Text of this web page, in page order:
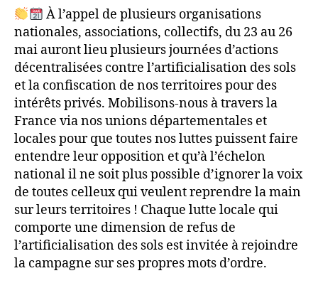
À l’appel de plusieurs organisations
nationales, associations, collectifs, du 23 au 26
mai auront lieu plusieurs journées d’actions
décentralisées contre l’artificialisation des sols
et la confiscation de nos territoires pour des
intérêts privés. Mobilisons-nous à travers la
France via nos unions départementales et
locales pour que toutes nos luttes puissent faire
entendre leur opposition et qu’à l’échelon
national il ne soit plus possible d’ignorer la voix
de toutes celleux qui veulent reprendre la main
sur leurs territoires ! Chaque lutte locale qui
comporte une dimension de refus de
l’artificialisation des sols est invitée à rejoindre
la campagne sur ses propres mots d’ordre.